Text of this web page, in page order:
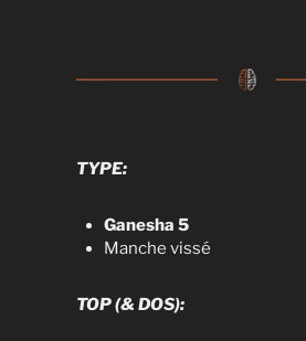
TYPE:
Ganesha 5
Manche vissé
TOP (& DOS):